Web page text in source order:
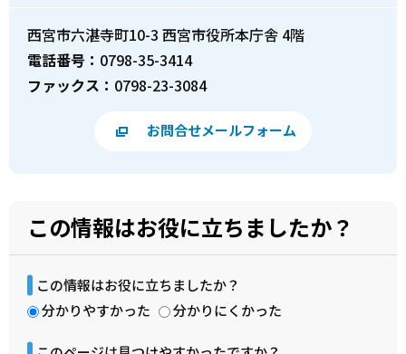
西宮市六湛寺町10-3 西宮市役所本庁舎 4階
電話番号： 0798-35-3414
ファックス： 0798-23-3084
お問合せメールフォーム
この情報はお役に立ちましたか？
この情報はお役に立ちましたか？
分かりやすかった
分かりにくかった